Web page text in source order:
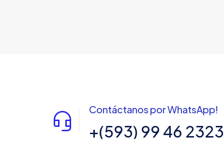
Contáctanos por WhatsApp!
+(593) 99 46 2323